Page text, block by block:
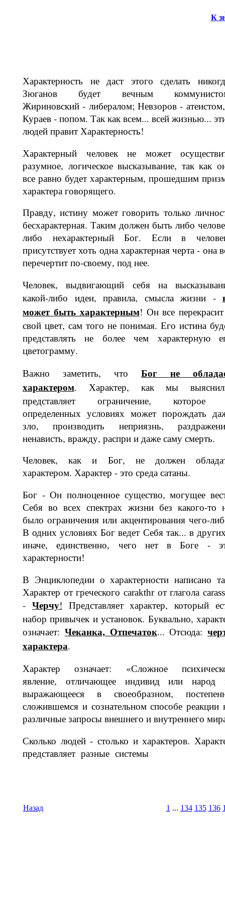
К
Характерность не даст этого сделать
Зюганов будет вечным
Жириновский - либералом; Невзо­ров -
Кураев - попом. Так как всем... всей жизнью...
людей правит Характерность!
Характерный человек не может
разумное, логическое высказы­вание, так как
все равно будет ха­рактерным, прошедшим
харак­тера говорящего.
Правду, истину может говорить только
бесхарактерная. Таким должен быть либо
либо нехарактерный Бог. Если в
присутствует хоть одна характерная черта - она
пе­речертит по-своему, под нее.
Человек, выдвигающий себя на
какой-либо идеи, правила, смысла жизни -
может быть ха­рактерным! Он все
свой цвет, сам того не понимая. Его истина
представлять не более чем харак­терную
цветограмму.
Важно заметить, что Бог не
характером. Характер, как мы
представляет ограничение, кото­рое
определенных условиях может по­рождать
зло, производить непри­язнь,
ненависть, вражду, распри и даже саму смерть.
Человек, как и Бог, не должен
характером. Характер - это среда сатаны.
Бог - Он полноценное существо, могу­щее
Себя во всех спектрах жизни без какого-то
было ограничения или акцентирования чего-
В одних ус­ловиях Бог ведет Себя так... в
иначе, единственно, чего нет в Боге -
характерности!
В Энциклопедии о характерности на­писано
Характер от греческого carakthrот глагола
- Черчу! Представляет характер, который
набор привычек и установок. Бук­вально,
означает: Чеканка, Отпечаток... Отсюда:
характе­ра.
Характер означает: «Сложное
явление, отличающее индивид или народ
выражающееся в своеоб­разном,
сложившемся и соз­нательном способе реакции
различ­ные запросы внешнего и внутреннего
Сколько людей - столько и характеров.
представляет разные системы
Назад 1 ... 134 135 136